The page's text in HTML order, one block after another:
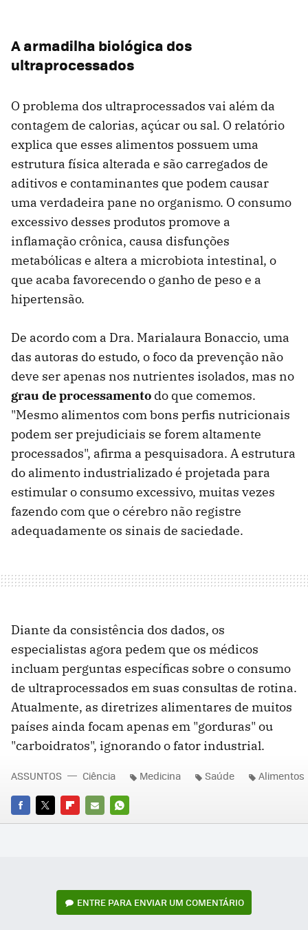
A armadilha biológica dos
ultraprocessados
O problema dos ultraprocessados vai além da
contagem de calorias, açúcar ou sal. O relatório
explica que esses alimentos possuem uma
estrutura física alterada e são carregados de
aditivos e contaminantes que podem causar
uma verdadeira pane no organismo. O consumo
excessivo desses produtos promove a
inflamação crônica, causa disfunções
metabólicas e altera a microbiota intestinal, o
que acaba favorecendo o ganho de peso e a
hipertensão.
De acordo com a Dra. Marialaura Bonaccio, uma
das autoras do estudo, o foco da prevenção não
deve ser apenas nos nutrientes isolados, mas no
grau de processamento do que comemos.
"Mesmo alimentos com bons perfis nutricionais
podem ser prejudiciais se forem altamente
processados", afirma a pesquisadora. A estrutura
do alimento industrializado é projetada para
estimular o consumo excessivo, muitas vezes
fazendo com que o cérebro não registre
adequadamente os sinais de saciedade.
Diante da consistência dos dados, os
especialistas agora pedem que os médicos
incluam perguntas específicas sobre o consumo
de ultraprocessados em suas consultas de rotina.
Atualmente, as diretrizes alimentares de muitos
países ainda focam apenas em "gorduras" ou
"carboidratos", ignorando o fator industrial.
FACEBOOK
TWITTERFLIPBOARD
E-
WHATSAPP
ASSUNTOS Ciência Medicina Saúde Alimentos
ENTRE PARA ENVIAR UM COMENTÁRIO